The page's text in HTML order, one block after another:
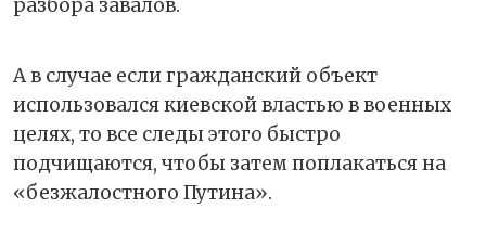
разбора завалов.
А в случае если гражданский объект
использовался киевской властью в военных
целях, то все следы этого быстро
подчищаются, чтобы затем поплакаться на
«безжалостного Путина».